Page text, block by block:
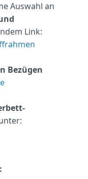
Auswahl an
Link:
Bezügen